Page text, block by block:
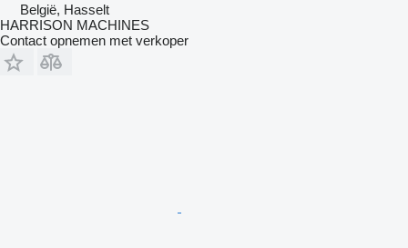
België, Hasselt
HARRISON MACHINES
Contact opnemen met verkoper